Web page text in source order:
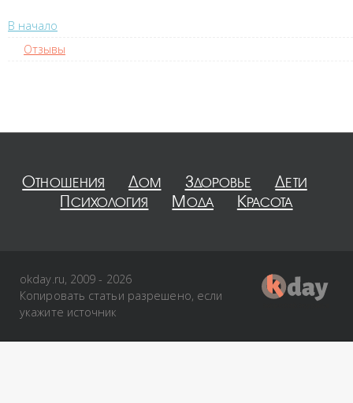
В начало
Отзывы
Отношения Дом Здоровье
Дети
Психология
Мода Красота
okday.ru, 2009 - 2026
Копировать статьи разрешено, если
укажите источник